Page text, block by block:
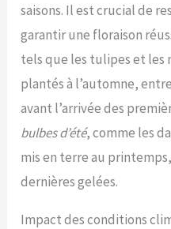
saisons. Il est crucial de
garantir une floraison
tels que les tulipes et les
plantés à l’automne,
avant l’arrivée des
bulbes d’été, comme les
mis en terre au
dernières gelées.
Impact des conditions